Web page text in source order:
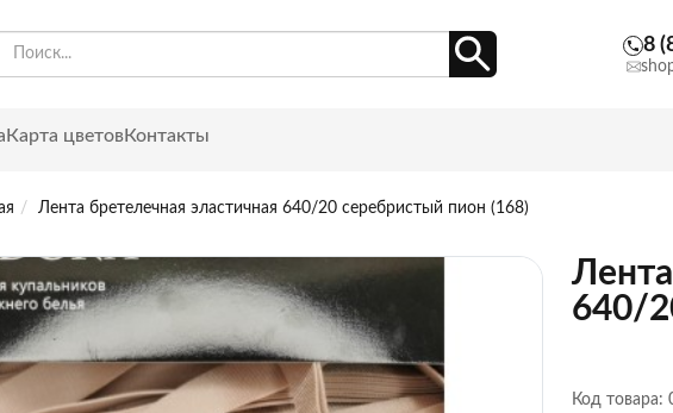
8
Карта цветовКонтакты
Лента бретелечная эластичная 640/20 серебристый пион (168)
640/
Код товара: